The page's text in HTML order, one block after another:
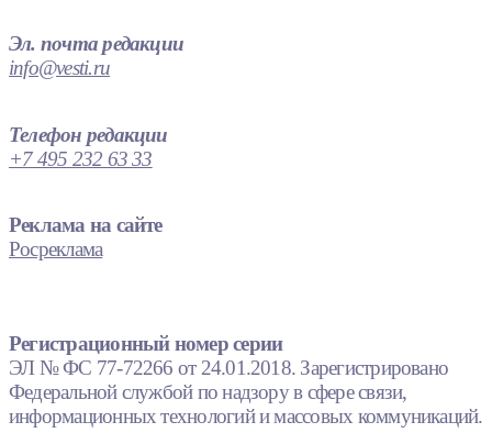
Эл. почта редакции
info@vesti.ru
Телефон редакции
+7 495 232 63 33
Реклама на сайте
Росреклама
Регистрационный номер серии
ЭЛ № ФС 77-72266 от 24.01.2018. Зарегистрировано
Федеральной службой по надзору в сфере связи,
информационных технологий и массовых коммуникаций.